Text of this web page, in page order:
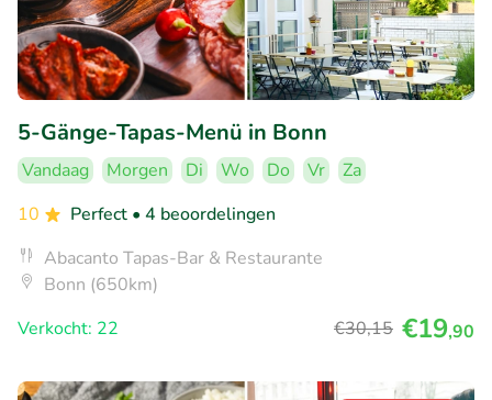
5-Gänge-Tapas-Menü in Bonn
Vandaag Morgen Di Wo Do Vr
Za
10
Perfect • 4 beoordelingen
Abacanto Tapas-Bar & Restaurante
Bonn (650km)
Verkocht: 22
€30,15 €19,90